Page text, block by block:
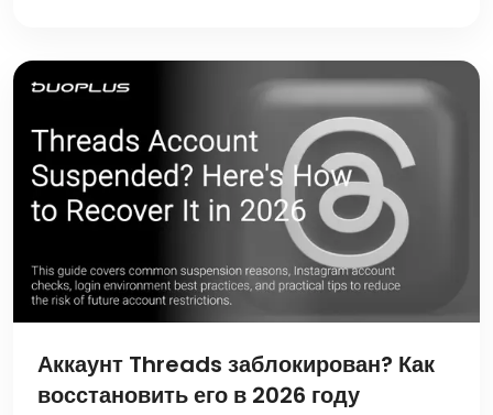
Аккаунт Threads заблокирован? Как
восстановить его в 2026 году